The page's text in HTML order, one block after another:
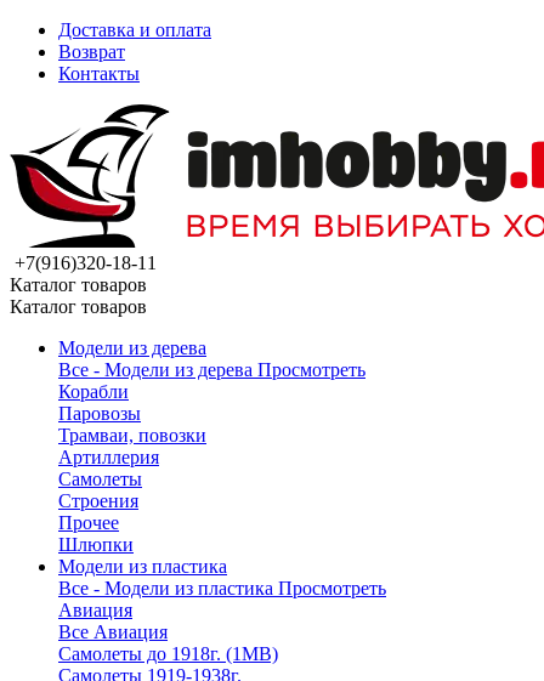
Доставка и оплата
Возврат
Контакты
+7(916)320-18-11
Каталог товаров
Каталог товаров
Модели из дерева
Все - Модели из дерева Просмотреть
Корабли
Паровозы
Трамваи, повозки
Артиллерия
Самолеты
Строения
Прочее
Шлюпки
Модели из пластика
Все - Модели из пластика Просмотреть
Авиация
Все Авиация
Самолеты до 1918г. (1МВ)
Самолеты 1919-1938г.